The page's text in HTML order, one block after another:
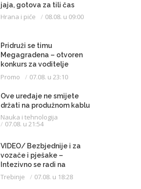
jaja, gotova za tili čas
Hrana i piće 08.08. u 09:00
Pridruži se timu
Megagradena – otvoren
konkurs za voditelje
gradilišta
Promo 07.08. u 23:10
Ove uređaje ne smijete
držati na produžnom kablu
Nauka i tehnologija
07.08. u 21:54
VIDEO/ Bezbjednije i za
vozače i pješake –
Intezivno se radi na
proširenju saobraćajnice
Trebinje 07.08. u 18:28